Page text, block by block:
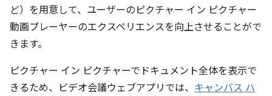
ど）を用意して、ユーザーのピクチャー イン ピクチャー
動画プレーヤーのエクスペリエンスを向上させることがで
きます。
ピクチャー イン ピクチャーでドキュメント全体を表示で
きるため、ビデオ会議ウェブアプリでは、 キャンバス ハ